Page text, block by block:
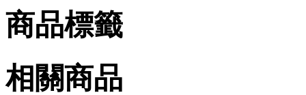
商品標籤
相關商品